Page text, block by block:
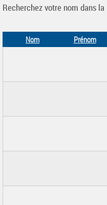
Recherchez votre nom dans
Nom Prénom